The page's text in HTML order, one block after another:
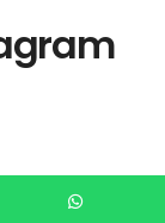
kez okundu